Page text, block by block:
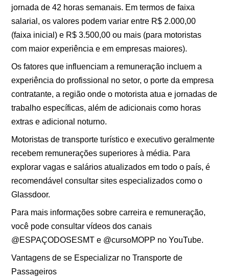
jornada de 42 horas semanais. Em termos de faixa
salarial, os valores podem variar entre R$ 2.000,00
(faixa inicial) e R$ 3.500,00 ou mais (para motoristas
com maior experiência e em empresas maiores).
Os fatores que influenciam a remuneração incluem a
experiência do profissional no setor, o porte da empresa
contratante, a região onde o motorista atua e jornadas de
trabalho específicas, além de adicionais como horas
extras e adicional noturno.
Motoristas de transporte turístico e executivo geralmente
recebem remunerações superiores à média. Para
explorar vagas e salários atualizados em todo o país, é
recomendável consultar sites especializados como o
Glassdoor.
Para mais informações sobre carreira e remuneração,
você pode consultar vídeos dos canais
@ESPAÇODOSESMT e @cursoMOPP no YouTube.
Vantagens de se Especializar no Transporte de
Passageiros